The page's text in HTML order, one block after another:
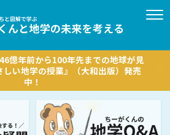
億年前から100年先までの地球が見
しい地学の授業』（大和出版）発売
中！